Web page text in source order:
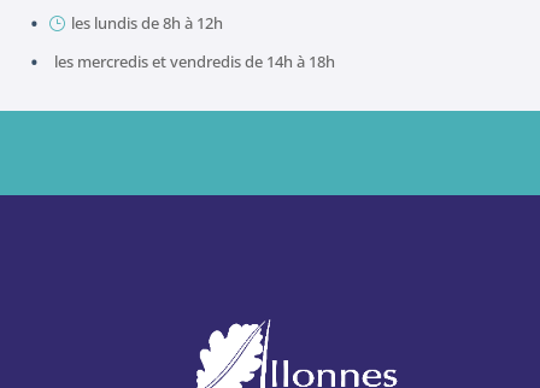
} les lundis de 8h à 12h
les mercredis et vendredis de 14h à 18h